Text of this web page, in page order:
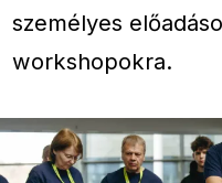
személyes
workshopokra.